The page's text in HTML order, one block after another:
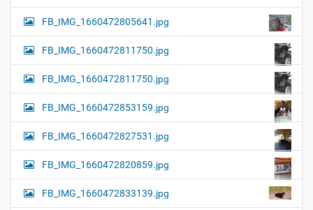
FB_IMG_1660472805641.jpg
FB_IMG_1660472811750.jpg
FB_IMG_1660472811750.jpg
FB_IMG_1660472853159.jpg
FB_IMG_1660472827531.jpg
FB_IMG_1660472820859.jpg
FB_IMG_1660472833139.jpg